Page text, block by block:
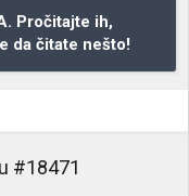
Pročitajte ih,
da čitate nešto!
#18471